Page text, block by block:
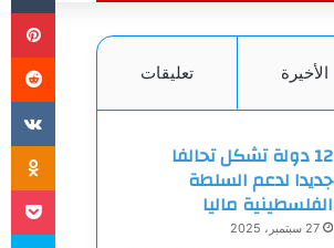
الأخيرة تعليقات
12 دولة تشكل تحالفا
جديدا لدعم السلطة
الفلسطينية ماليا
27 سبتمبر، 2025